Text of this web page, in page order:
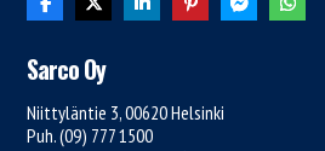
Sarco Oy
Niittyläntie 3, 00620 Helsinki
Puh. (09) 777 1500